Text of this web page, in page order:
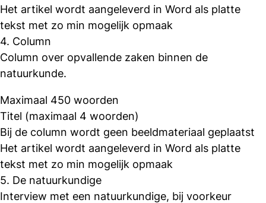
Het artikel wordt aangeleverd in Word als platte
tekst met zo min mogelijk opmaak
4. Column
Column over opvallende zaken binnen de
natuurkunde.
Maximaal 450 woorden
Titel (maximaal 4 woorden)
Bij de column wordt geen beeldmateriaal geplaatst
Het artikel wordt aangeleverd in Word als platte
tekst met zo min mogelijk opmaak
5. De natuurkundige
Interview met een natuurkundige, bij voorkeur